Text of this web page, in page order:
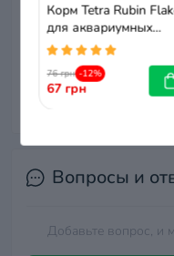
Вопросы и
Добавьте вопрос, и
Корм Tetra Rubin
для аквариумных
рыбок, для окраски,
г (хлопья)
76 грн -12%
67 грн